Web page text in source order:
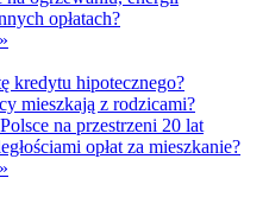
opłatach?
kredytu hipotecznego?
mieszkają z rodzicami?
na przestrzeni 20 lat
opłat za mieszkanie?